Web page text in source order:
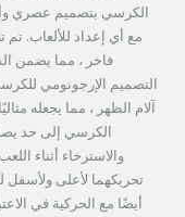
الكرسي بتصميم عصري
مع أي إعداد للألعاب.
التصميم الإرجونومي
آلام الظهر ، مما يجعله
والاسترخاء أثناء
تحريكهما لأعلى ولأسفل